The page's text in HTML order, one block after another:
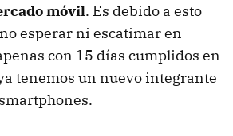
móvil. Es debido a esto
esperar ni escatimar en
con 15 días cumplidos en
tenemos un nuevo integrante